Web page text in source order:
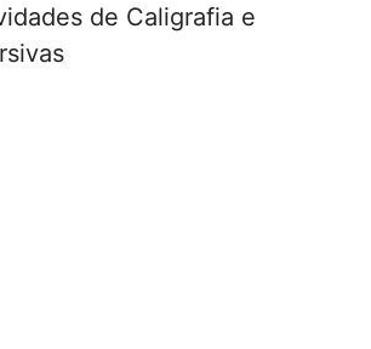
de Caligrafia e